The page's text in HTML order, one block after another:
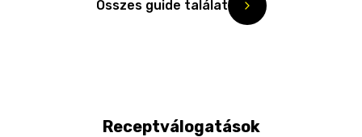
Összes guide találat
Receptválogatások